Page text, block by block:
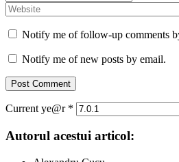
Notify me of follow-up comments
Notify me of new posts by email.
Current ye@r *
Autorul acestui articol: